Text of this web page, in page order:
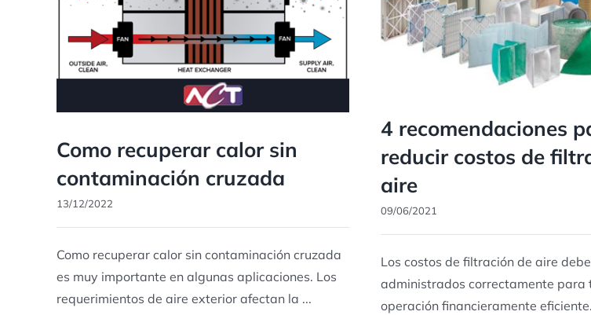
Como recuperar calor sin
contaminación cruzada
13/12/2022
Como recuperar calor sin contaminación cruzada
es muy importante en algunas aplicaciones. Los
requerimientos de aire exterior afectan la ...
4 recomendaciones
reducir costos de
aire
09/06/2021
Los costos de filtración de aire
administrados correctamente para
operación financieramente